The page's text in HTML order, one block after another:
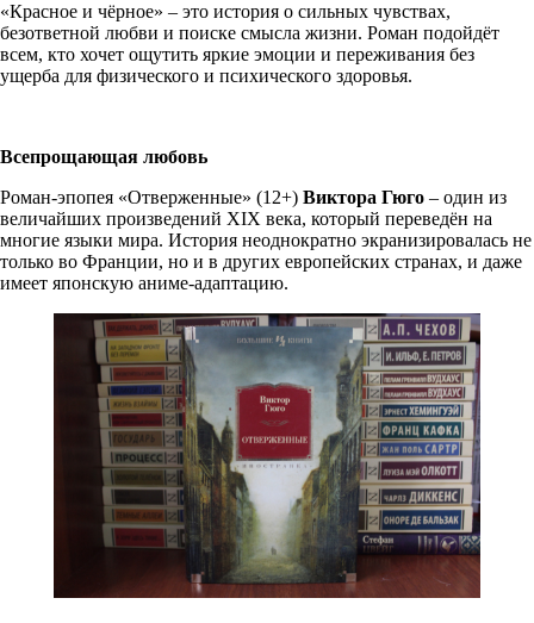
«Красное и чёрное» – это история о сильных чувствах,
безответной любви и поиске смысла жизни. Роман подойдёт
всем, кто хочет ощутить яркие эмоции и переживания без
ущерба для физического и психического здоровья.
Всепрощающая любовь
Роман-эпопея «Отверженные» (12+) Виктора Гюго – один из
величайших произведений XIX века, который переведён на
многие языки мира. История неоднократно экранизировалась не
только во Франции, но и в других европейских странах, и даже
имеет японскую аниме-адаптацию.